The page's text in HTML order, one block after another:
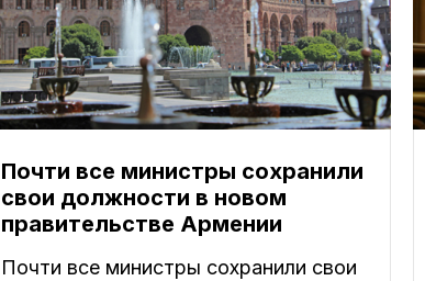
Почти все министры сохранили
свои должности в новом
правительстве Армении
Почти все министры сохранили свои